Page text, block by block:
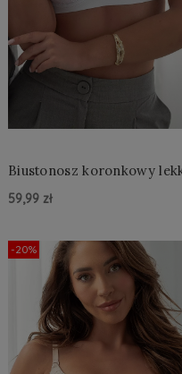
Biustonosz koronkowy lekki
59,99 zł
Do Koszyka »
-20%